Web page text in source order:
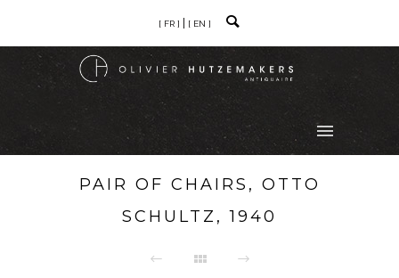
[ FR ] [ EN ]
PAIR OF CHAIRS, OTTO
SCHULTZ, 1940